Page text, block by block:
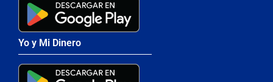
Yo y Mi Dinero